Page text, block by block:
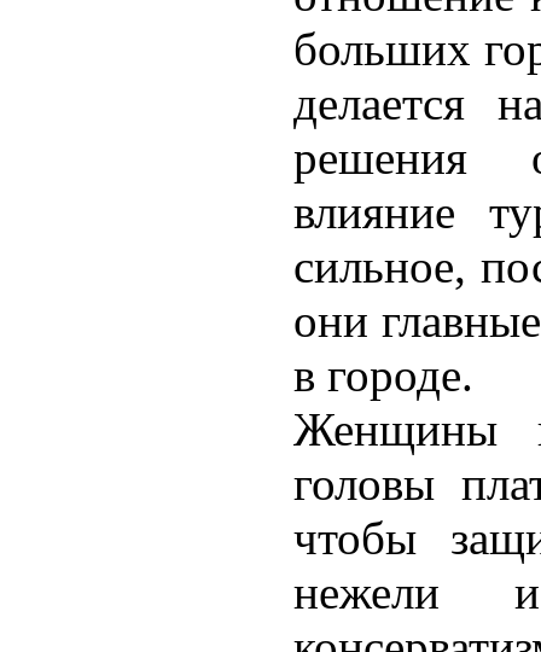
больших
делается
решения
влияние
сильное,
они
в городе.
Женщины
головы
чтобы
нежели